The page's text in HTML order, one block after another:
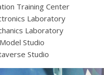
Training Center
Laboratory
Laboratory
Studio
Studio